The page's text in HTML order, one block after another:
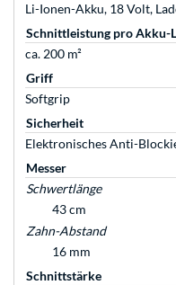
Li-Ionen-Akku, 18 Volt,
Schnittleistung pro Akku-
ca. 200 m²
Griff
Softgrip
Sicherheit
Elektronisches Anti-
Messer
Schwertlänge
43 cm
Zahn-Abstand
16 mm
Schnittstärke